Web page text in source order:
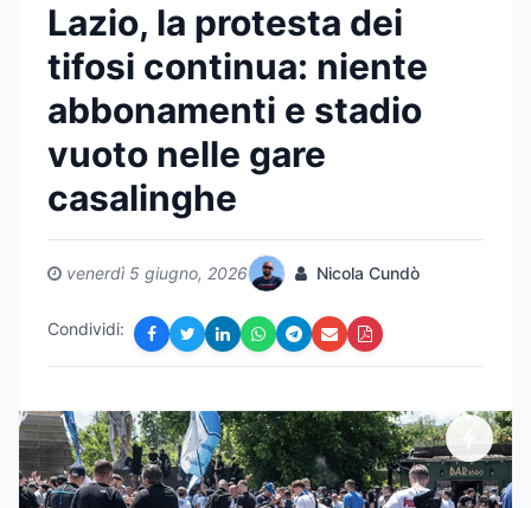
Lazio, la protesta dei
tifosi continua: niente
abbonamenti e stadio
vuoto nelle gare
casalinghe
venerdì 5 giugno, 2026 Nicola Cundò
Condividi: